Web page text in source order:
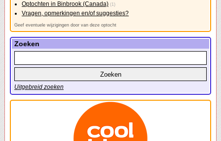
Optochten in Binbrook (Canada) (1)
Vragen, opmerkingen en/of suggesties?
Geef eventuele wijzigingen door van deze optocht
Zoeken
Uitgebreid zoeken